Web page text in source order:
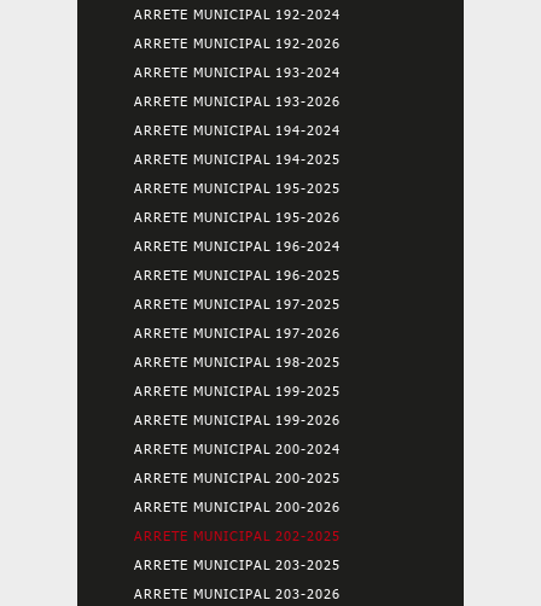
ARRETE MUNICIPAL 192-2024
ARRETE MUNICIPAL 192-2026
ARRETE MUNICIPAL 193-2024
ARRETE MUNICIPAL 193-2026
ARRETE MUNICIPAL 194-2024
ARRETE MUNICIPAL 194-2025
ARRETE MUNICIPAL 195-2025
ARRETE MUNICIPAL 195-2026
ARRETE MUNICIPAL 196-2024
ARRETE MUNICIPAL 196-2025
ARRETE MUNICIPAL 197-2025
ARRETE MUNICIPAL 197-2026
ARRETE MUNICIPAL 198-2025
ARRETE MUNICIPAL 199-2025
ARRETE MUNICIPAL 199-2026
ARRETE MUNICIPAL 200-2024
ARRETE MUNICIPAL 200-2025
ARRETE MUNICIPAL 200-2026
ARRETE MUNICIPAL 202-2025
ARRETE MUNICIPAL 203-2025
ARRETE MUNICIPAL 203-2026